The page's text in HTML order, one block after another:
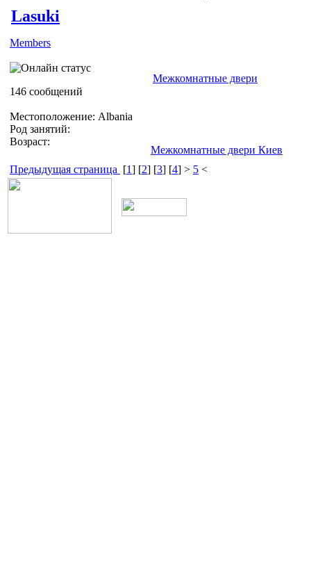
Lasuki
Members
146 сообщений
Местоположение: Albania
Род занятий:
Возраст:
Межкомнатные двери
Межкомнатные двери Киев
Предыдущая страница [1] [2] [3] [4] > 5 <